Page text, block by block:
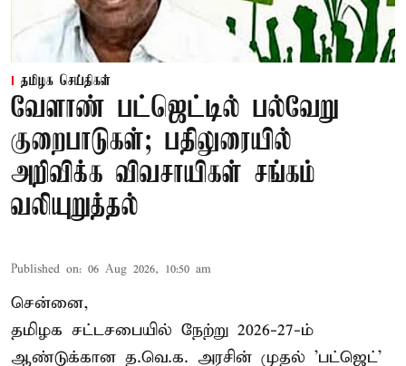
தமிழக செய்திகள்
வேளாண் பட்ஜெட்டில் பல்வேறு
குறைபாடுகள்; பதிலுரையில்
அறிவிக்க விவசாயிகள் சங்கம்
வலியுறுத்தல்
Published on: 06 Aug 2026, 10:50 am
சென்னை,
தமிழக சட்டசபையில் நேற்று 2026-27-ம்
ஆண்டுக்கான த.வெ.க. அரசின் முதல் 'பட்ஜெட்'